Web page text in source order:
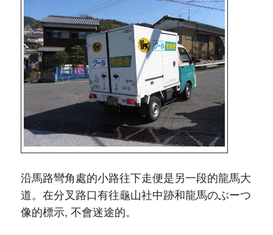
沿馬路彎角處的小路往下走便是另一段的龍馬大
道。在分叉路口有往龜山社中跡和龍馬のぶーつ
像的標示, 不會迷途的。